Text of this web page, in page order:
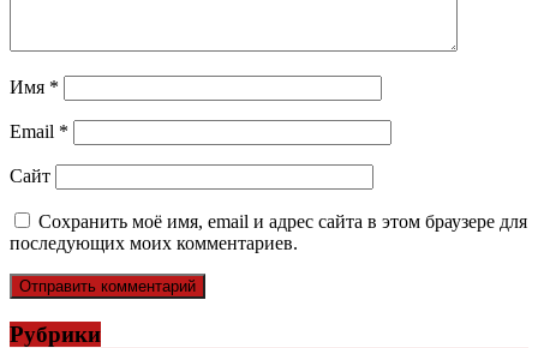
Имя *
Email *
Сайт
Сохранить моё имя, email и адрес сайта в этом браузере для
последующих моих комментариев.
Рубрики